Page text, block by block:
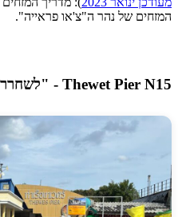
של נהר ה"צ'או פראייה".
Thewet Pier- "לשחרר את